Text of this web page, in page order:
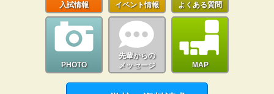
入試情報 イベント情報 よくある質問
PHOTO
先輩からの
メッセージ
MAP